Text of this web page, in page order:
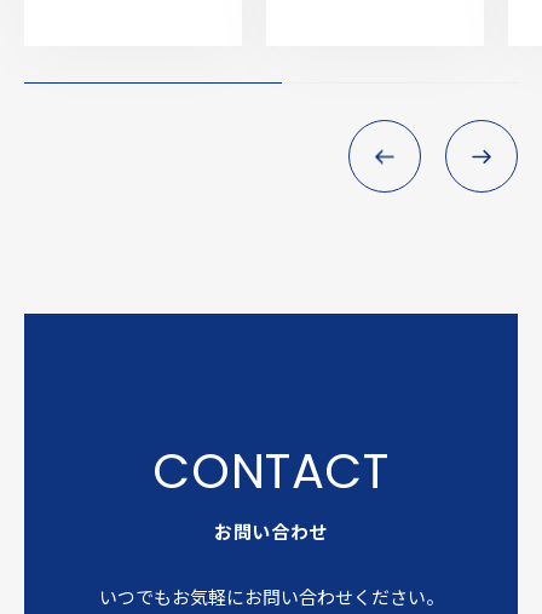
お問い合わせ
いつでもお気軽にお問い合わせください。